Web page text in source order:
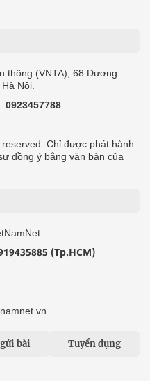
thông (VNTA), 68 Dương
Nội.
0923457788
Chỉ được phát hành
đồng ý bằng văn bản của
(Tp.HCM)
bài Tuyển dụng